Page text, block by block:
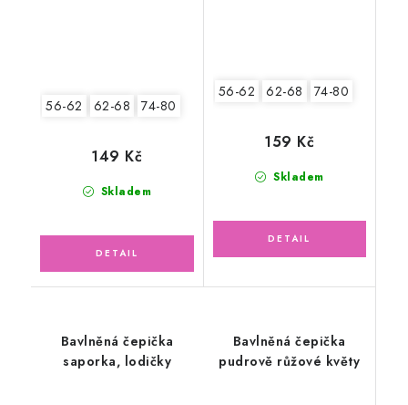
56-62 62-68 74-80
Skladem
149 Kč
56-62 62-68 74-80
Skladem
159 Kč
Bavlněná čepička
saporka, lodičky
Bavlněná čepička
pudrově růžové květy